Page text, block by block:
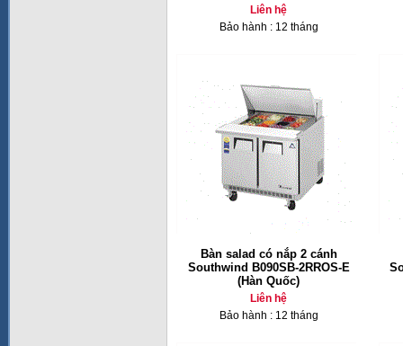
Liên hệ
Bảo hành : 12 tháng
Bàn salad có nắp 2 cánh
Southwind B090SB-2RROS-E
(Hàn Quốc)
Liên hệ
Bảo hành : 12 tháng